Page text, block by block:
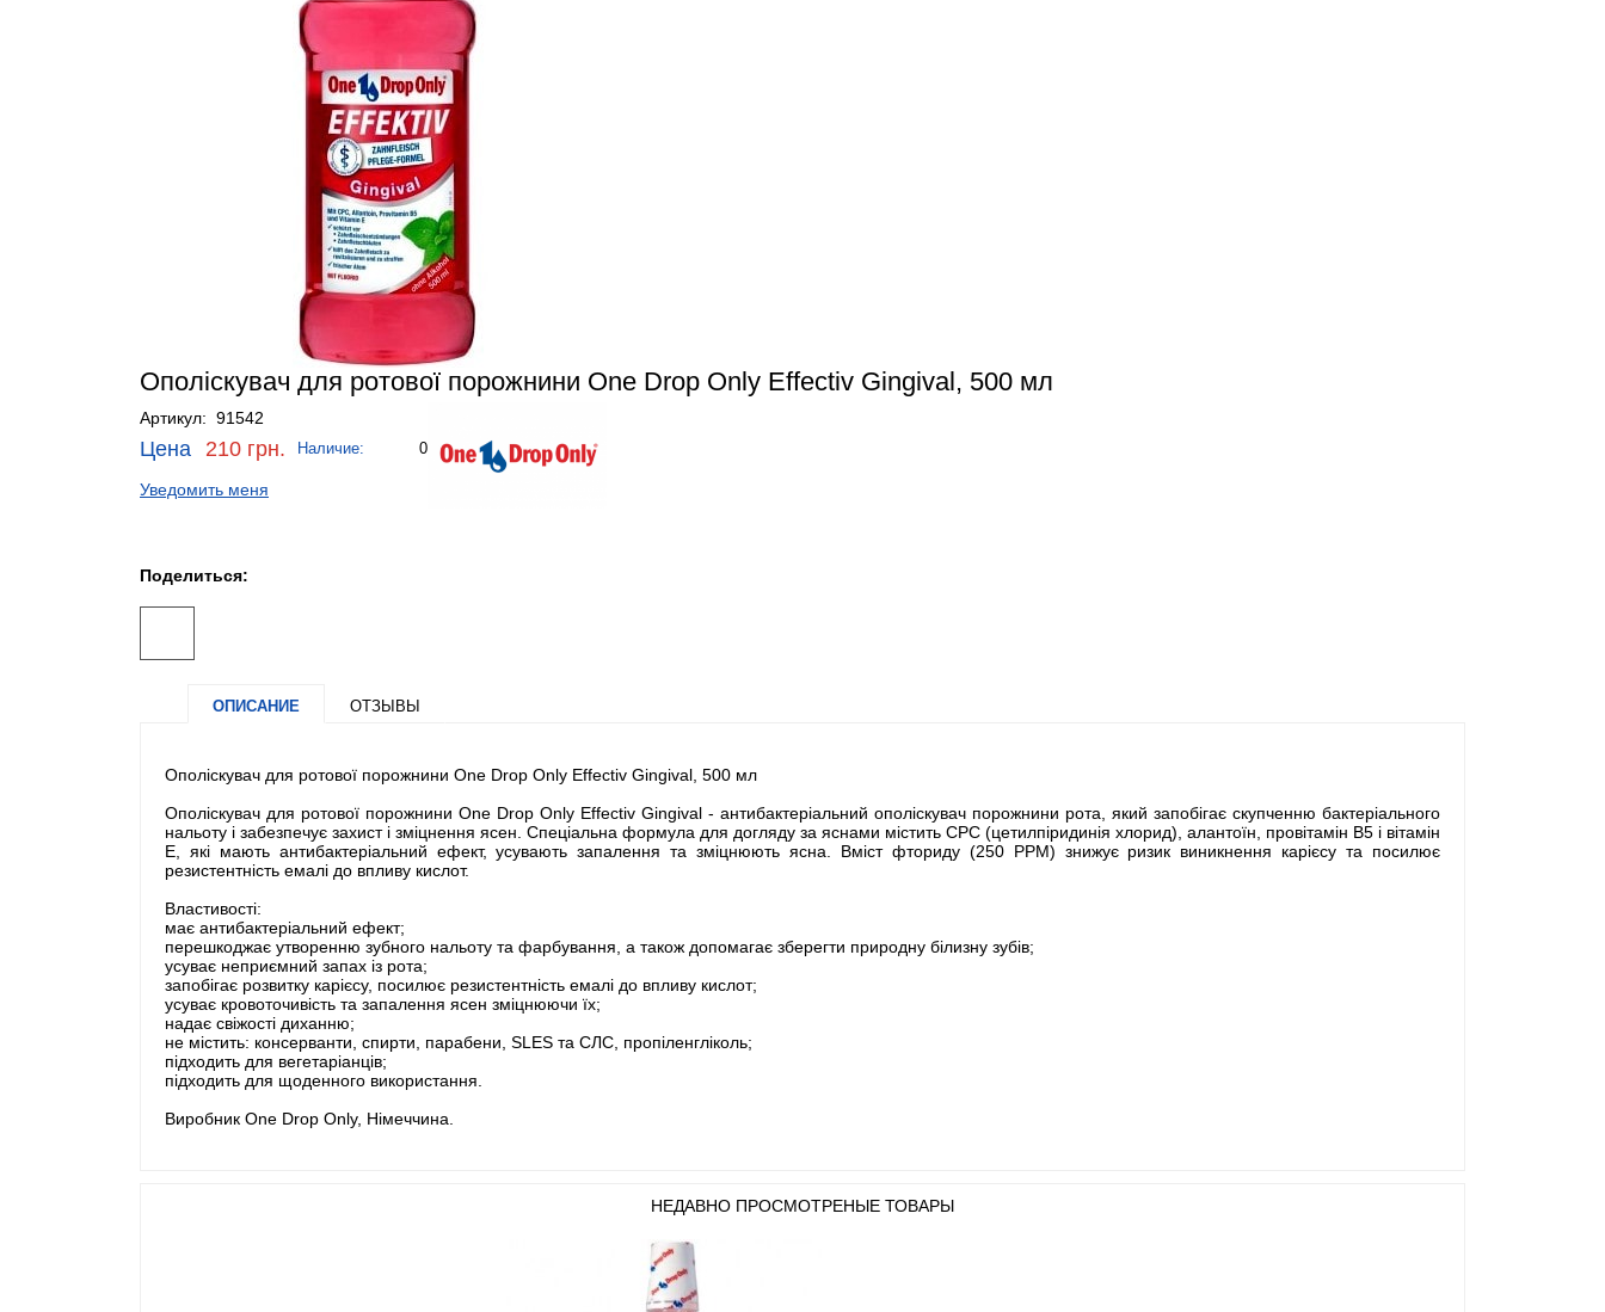
Ополіскувач для ротової порожнини One Drop Only Effectiv Gingival, 500 мл
Артикул: 91542
Цена 210 грн. Наличие: 0
Уведомить меня
Поделиться:
ОПИСАНИЕ ОТЗЫВЫ
Ополіскувач для ротової порожнини One Drop Only Effectiv Gingival, 500 мл
Ополіскувач для ротової порожнини One Drop Only Effectiv Gingival - антибактеріальний ополіскувач порожнини рота, який запобігає скупченню бактеріального
нальоту і забезпечує захист і зміцнення ясен. Спеціальна формула для догляду за яснами містить CPC (цетилпіридинія хлорид), алантоїн, провітамін B5 і вітамін
Е, які мають антибактеріальний ефект, усувають запалення та зміцнюють ясна. Вміст фториду (250 PPM) знижує ризик виникнення карієсу та посилює
резистентність емалі до впливу кислот.
Властивості:
має антибактеріальний ефект;
перешкоджає утворенню зубного нальоту та фарбування, а також допомагає зберегти природну білизну зубів;
усуває неприємний запах із рота;
запобігає розвитку карієсу, посилює резистентність емалі до впливу кислот;
усуває кровоточивість та запалення ясен зміцнюючи їх;
надає свіжості диханню;
не містить: консерванти, спирти, парабени, SLES та СЛС, пропіленгліколь;
підходить для вегетаріанців;
підходить для щоденного використання.
Виробник One Drop Only, Німеччина.
НЕДАВНО ПРОСМОТРЕНЫЕ ТОВАРЫ